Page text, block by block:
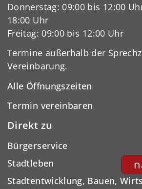
Donnerstag: 09:00 bis 12:00
18:00 Uhr
Freitag: 09:00 bis 12:00 Uhr
Termine außerhalb der
Vereinbarung.
Alle Öffnungszeiten
Termin vereinbaren
Direkt zu
Bürgerservice
Stadtleben
Stadtentwicklung, Bauen,